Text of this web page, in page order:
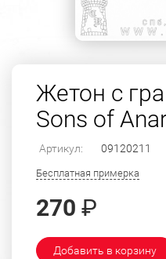
Жетон с
Sons of
Артикул: 09120211
Бесплатная примерка
270 ₽
Добавить в корзину